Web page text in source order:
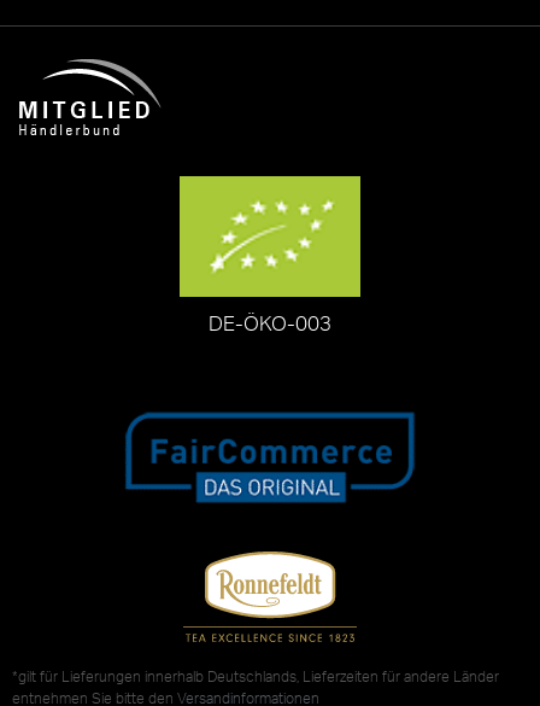
DE-ÖKO-003
*gilt für Lieferungen innerhalb Deutschlands, Lieferzeiten für andere Länder
entnehmen Sie bitte den Versandinformationen